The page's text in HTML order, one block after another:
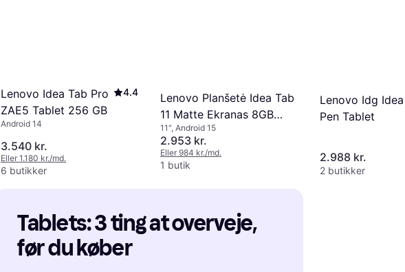
Lenovo Idea Tab Pro
ZAE5 Tablet 256 GB
4.4
Android 14
3.540 kr.
Eller 1.180 kr./md.
6 butikker
Lenovo Planšetė Idea Tab
11 Matte Ekranas 8GB
256GB
11", Android 15
2.953 kr.
Eller 984 kr./md.
1 butik
Lenovo Idg
Pen Tablet
2.988 kr.
2 butikker
Tablets: 3 ting at overveje,
før du køber